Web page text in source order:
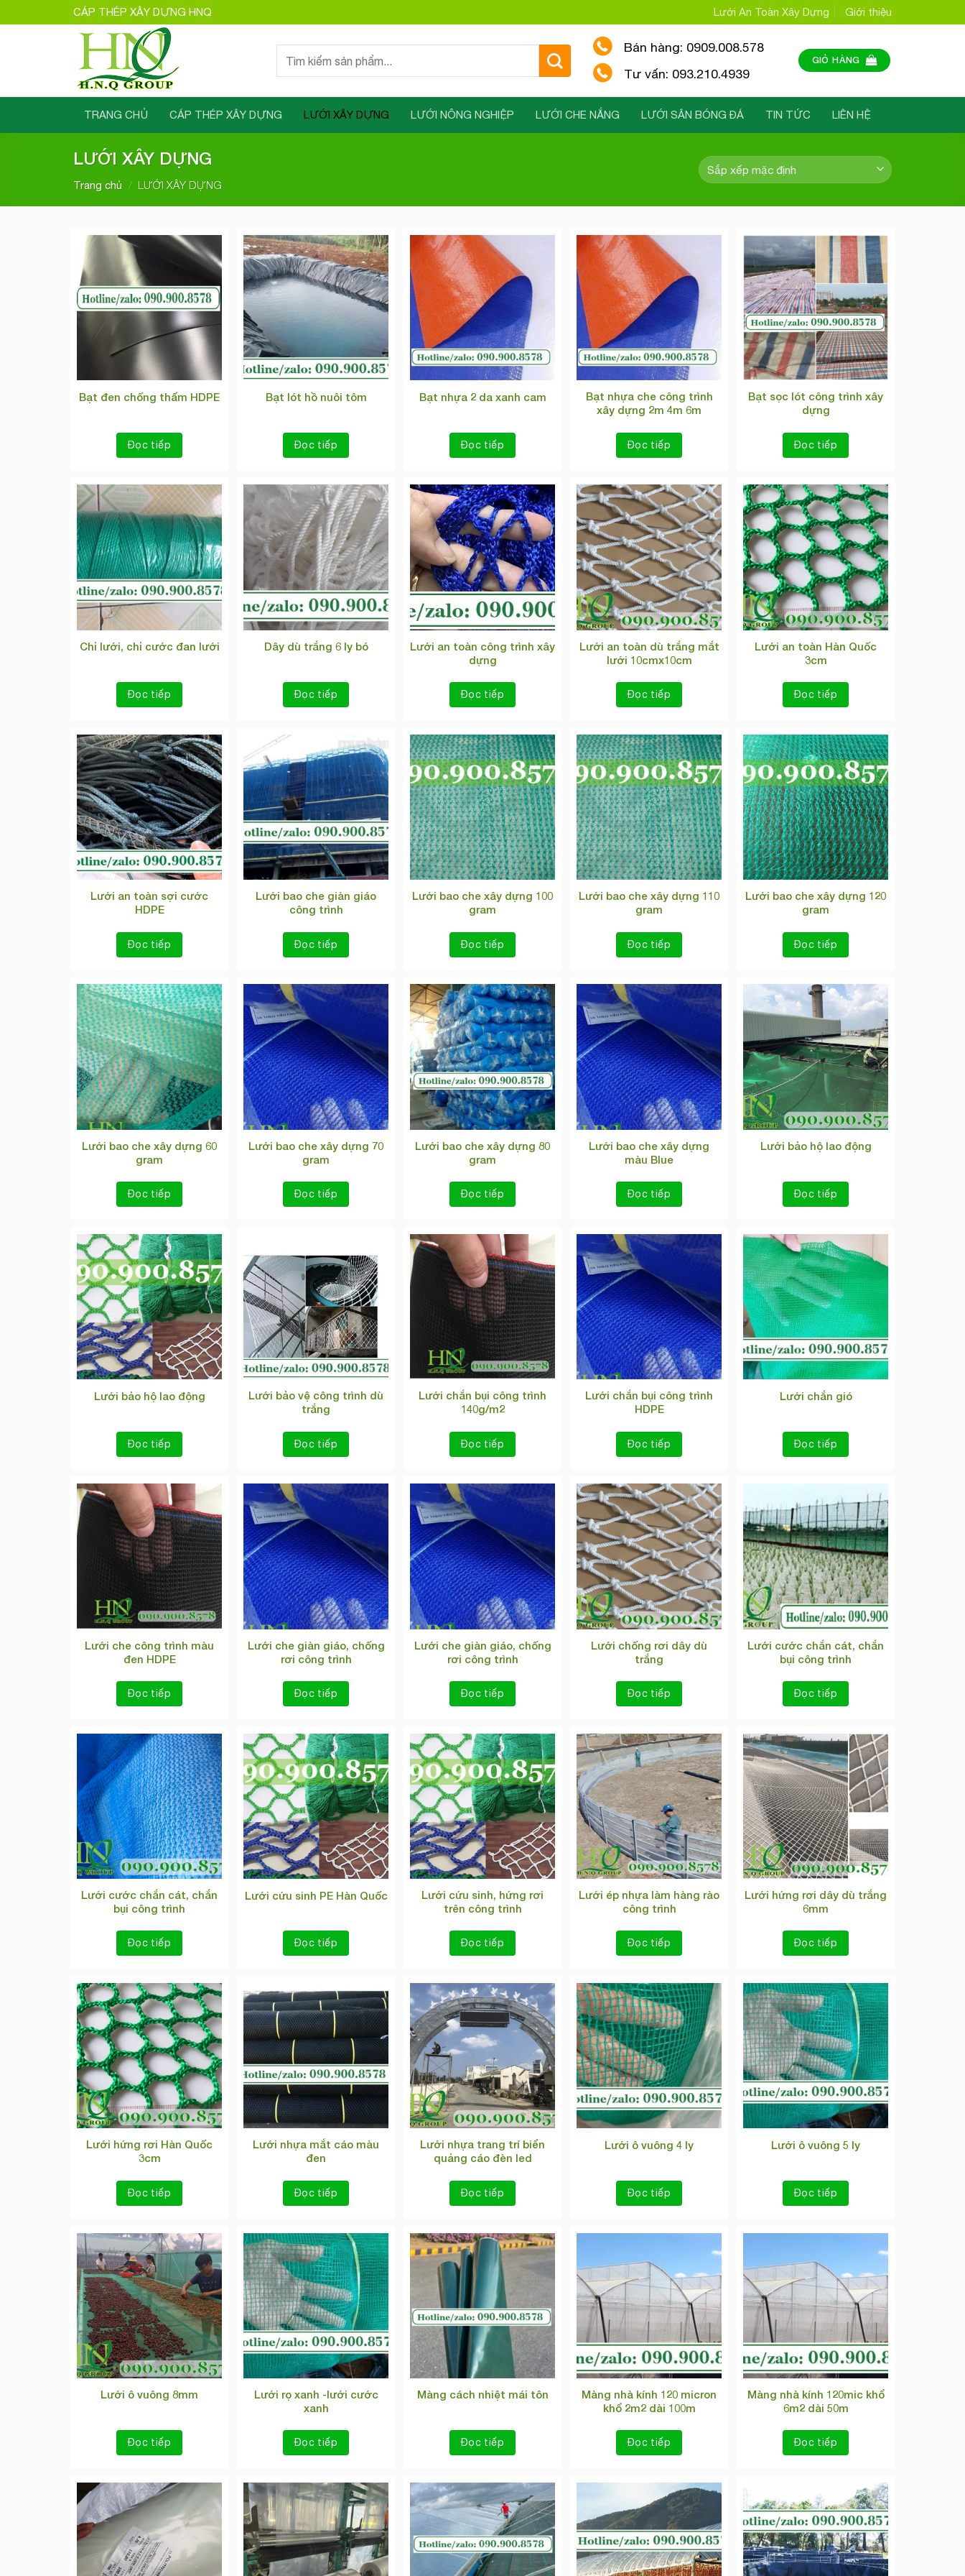
qua
CÁP THÉP XÂY DỰNG HNQ Lưới An Toàn Xây Dựng Giới thiệu
Tìm
Bán hàng: 0909.008.578
Tư vấn: 093.210.4939
GIỎ HÀNG
TRANG CHỦ CÁP THÉP XÂY DỰNG LƯỚI XÂY DỰNG LƯỚI NÔNG NGHIỆP LƯỚI CHE NẮNG LƯỚI SÂN BÓNG ĐÁ TIN TỨC LIÊN HỆ
LƯỚI XÂY DỰNG
Trang chủ / LƯỚI XÂY DỰNG
Bạt đen chống thấm HDPE
Đọc tiếp
Bạt lót hồ nuôi tôm
Đọc tiếp
Bạt nhựa 2 da xanh cam
Đọc tiếp
Bạt nhựa che công trình
xây dựng 2m 4m 6m
Đọc tiếp
Bạt sọc lót công trình xây
dựng
Đọc tiếp
Chỉ lưới, chỉ cước đan lưới
Đọc tiếp
Dây dù trắng 6 ly bó
Đọc tiếp
Lưới an toàn công trình xây
dựng
Đọc tiếp
Lưới an toàn dù trắng mắt
lưới 10cmx10cm
Đọc tiếp
Lưới an toàn Hàn Quốc
3cm
Đọc tiếp
Lưới an toàn sợi cước
HDPE
Đọc tiếp
Lưới bao che giàn giáo
công trình
Đọc tiếp
Lưới bao che xây dựng 100
gram
Đọc tiếp
Lưới bao che xây dựng 110
gram
Đọc tiếp
Lưới bao che xây dựng 120
gram
Đọc tiếp
Lưới bao che xây dựng 60
gram
Đọc tiếp
Lưới bao che xây dựng 70
gram
Đọc tiếp
Lưới bao che xây dựng 80
gram
Đọc tiếp
Lưới bao che xây dựng
màu Blue
Đọc tiếp
Lưới bảo hộ lao động
Đọc tiếp
Lưới bảo hộ lao động
Đọc tiếp
Lưới bảo vệ công trình dù
trắng
Đọc tiếp
Lưới chắn bụi công trình
140g/m2
Đọc tiếp
Lưới chắn bụi công trình
HDPE
Đọc tiếp
Lưới chắn gió
Đọc tiếp
Lưới che công trình màu
đen HDPE
Đọc tiếp
Lưới che giàn giáo, chống
rơi công trình
Đọc tiếp
Lưới che giàn giáo, chống
rơi công trình
Đọc tiếp
Lưới chống rơi dây dù
trắng
Đọc tiếp
Lưới cước chắn cát, chắn
bụi công trình
Đọc tiếp
Lưới cước chắn cát, chắn
bụi công trình
Đọc tiếp
Lưới cứu sinh PE Hàn Quốc
Đọc tiếp
Lưới cứu sinh, hứng rơi
trên công trình
Đọc tiếp
Lưới ép nhựa làm hàng rào
công trình
Đọc tiếp
Lưới hứng rơi dây dù trắng
6mm
Đọc tiếp
Lưới hứng rơi Hàn Quốc
3cm
Đọc tiếp
Lưới nhựa mắt cáo màu
đen
Đọc tiếp
Lưới nhựa trang trí biển
quảng cáo đèn led
Đọc tiếp
Lưới ô vuông 4 ly
Đọc tiếp
Lưới ô vuông 5 ly
Đọc tiếp
Lưới ô vuông 8mm
Đọc tiếp
Lưới rọ xanh -lưới cước
xanh
Đọc tiếp
Màng cách nhiệt mái tôn
Đọc tiếp
Màng nhà kính 120 micron
khổ 2m2 dài 100m
Đọc tiếp
Màng nhà kính 120mic khổ
6m2 dài 50m
Đọc tiếp